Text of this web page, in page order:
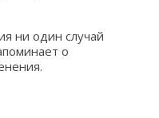
ни один случай
о